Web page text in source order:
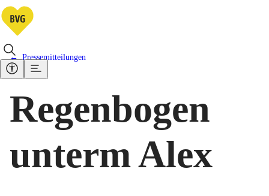
Pressemitteilungen
Regenbogen
unterm Alex